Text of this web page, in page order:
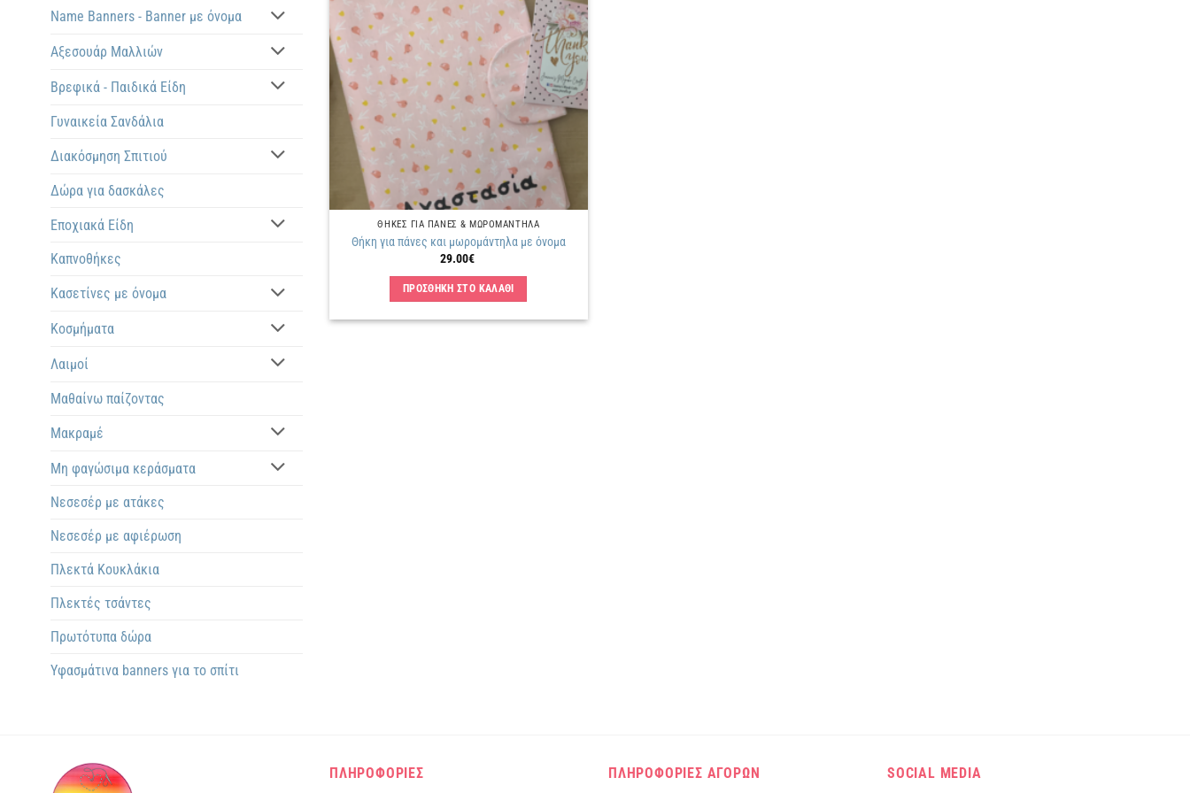
Name Banners - Banner με όνομα
Αξεσουάρ Μαλλιών
Βρεφικά - Παιδικά Είδη
Γυναικεία Σανδάλια
Διακόσμηση Σπιτιού
Δώρα για δασκάλες
Εποχιακά Είδη
Καπνοθήκες
Κασετίνες με όνομα
Κοσμήματα
Λαιμοί
Μαθαίνω παίζοντας
Μακραμέ
Μη φαγώσιμα κεράσματα
Νεσεσέρ με ατάκες
Νεσεσέρ με αφιέρωση
Πλεκτά Kουκλάκια
Πλεκτές τσάντες
Πρωτότυπα δώρα
Υφασμάτινα banners για το σπίτι
στην
λίστα
επιθυμιών
ΘΗΚΕΣ ΓΙΑ ΠΑΝΕΣ & ΜΩΡΟΜΑΝΤΗΛΑ
Θήκη για πάνες και μωρομάντηλα με όνομα
29.00€
ΠΡΟΣΘΗΚΗ ΣΤΟ ΚΑΛΑΘΙ
ΠΛΗΡΟΦΟΡΙΕΣ ΠΛΗΡΟΦΟΡΙΕΣ ΑΓΟΡΩΝ SOCIAL MEDIA